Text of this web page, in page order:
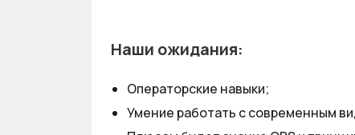
Наши ожидания:
Операторские навыки;
Умение работать с современным